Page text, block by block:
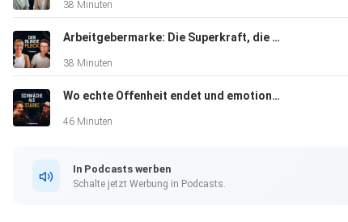
38 Minuten
Arbeitgebermarke: Die Superkraft, die dein Unternehmen nicht sieht | Sarah Brauns (heart job)
38 Minuten
Wo echte Offenheit endet und emotionale Unprofessionalität beginnt | Oliver Hoffmann
46 Minuten
In Podcasts werben
Schalte jetzt Werbung in Podcasts.